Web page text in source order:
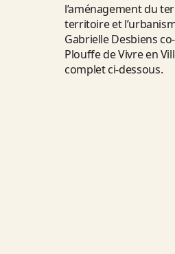
l’aménagement du
territoire et
Gabrielle Desbiens
Plouffe de Vivre en
complet ci-dessous.